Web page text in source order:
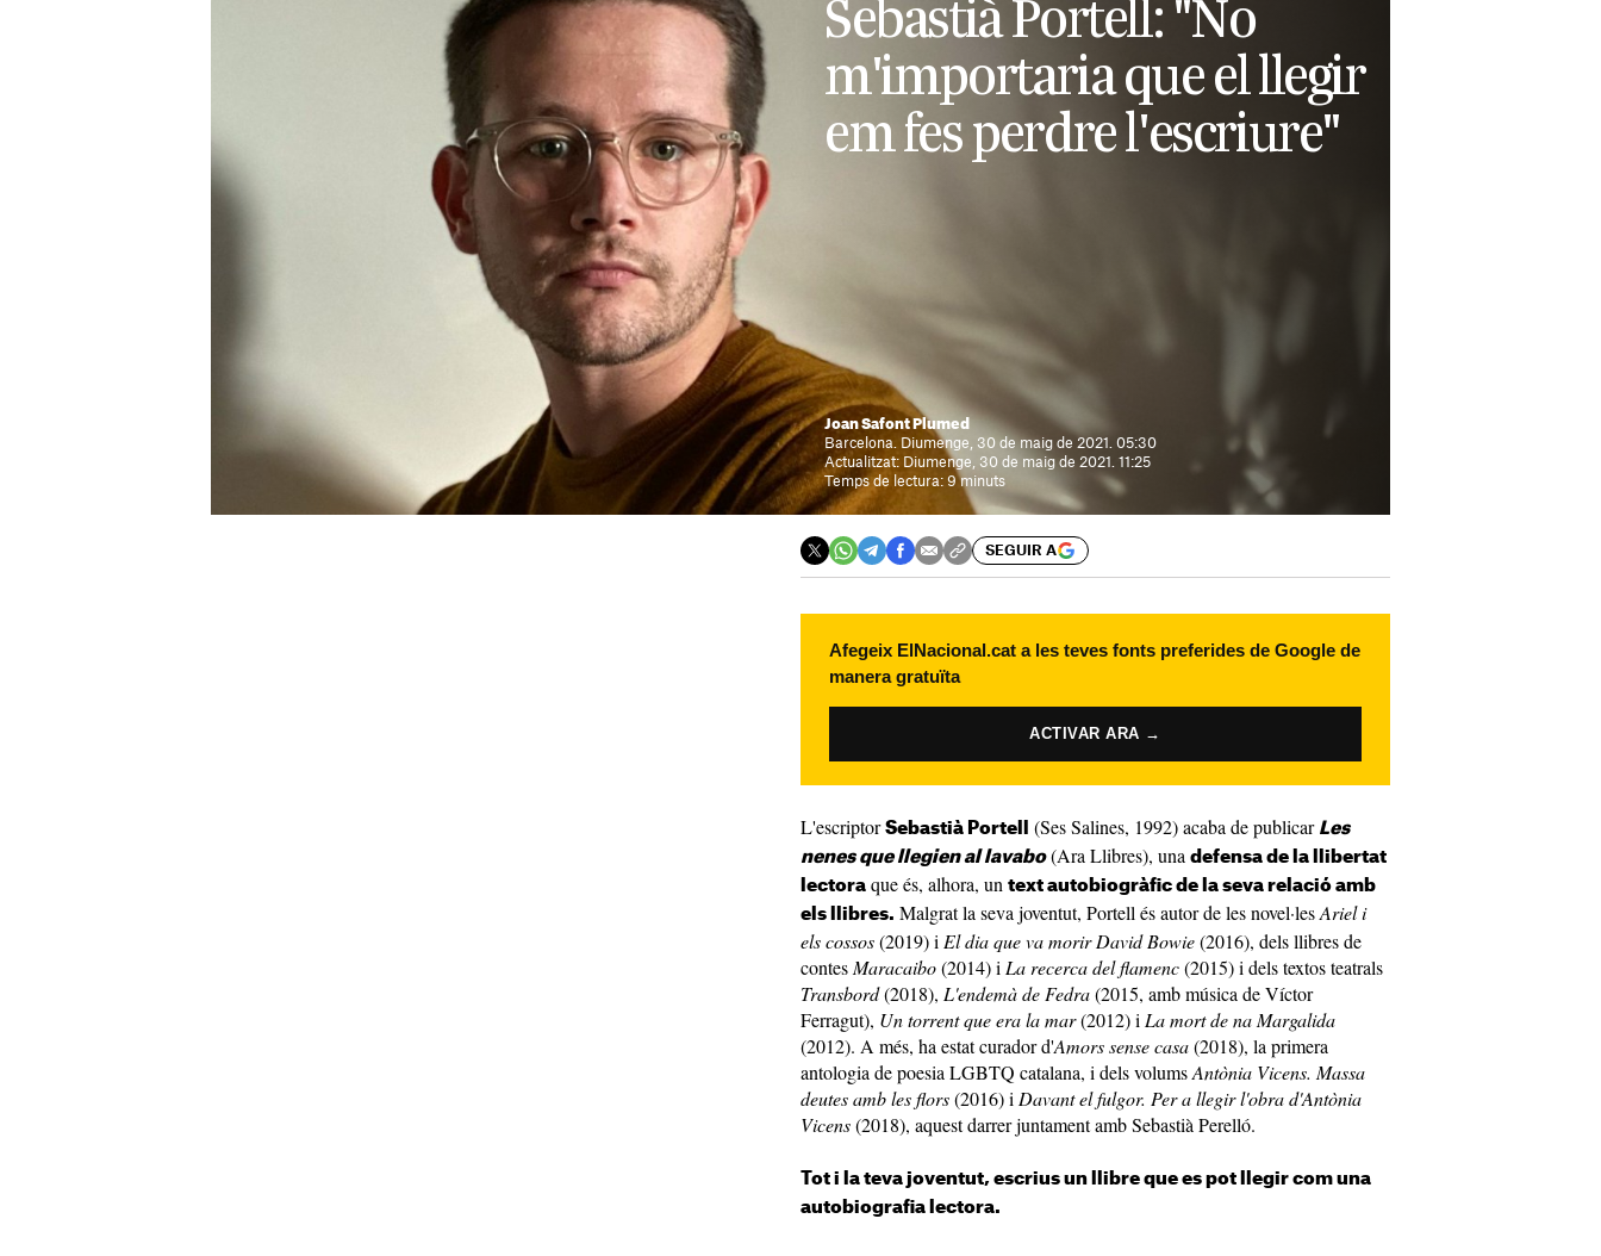
Sebastià Portell: "No
m'importaria que el llegir
em fes perdre l'escriure"
Joan Safont Plumed
Barcelona. Diumenge, 30 de maig de 2021. 05:30
Actualitzat: Diumenge, 30 de maig de 2021. 11:25
Temps de lectura: 9 minuts
SEGUIR A
Afegeix ElNacional.cat a les teves fonts preferides de Google de
manera gratuïta
ACTIVAR ARA →
L'escriptor Sebastià Portell (Ses Salines, 1992) acaba de publicar Les
nenes que llegien al lavabo(Ara Llibres), una defensa de la llibertat
lectora que és, alhora, un text autobiogràfic de la seva relació amb
els llibres. Malgrat la seva joventut, Portell és autor de les novel·lesAriel i
els cossos(2019) i El dia que va morir David Bowie(2016), dels llibres de
contes Maracaibo(2014) i La recerca del flamenc(2015) i dels textos teatrals
Transbord(2018), L'endemà de Fedra(2015, amb música de Víctor
Ferragut), Un torrent que era la mar(2012) i La mort de na Margalida
(2012). A més, ha estat curador d'Amors sense casa(2018), la primera
antologia de poesia LGBTQ catalana, i dels volumsAntònia Vicens. Massa
deutes amb les flors(2016) i Davant el fulgor. Per a llegir l'obra d'Antònia
Vicens(2018), aquest darrer juntament amb Sebastià Perelló.
Tot i la teva joventut, escrius un llibre que es pot llegir com una
autobiografia lectora.